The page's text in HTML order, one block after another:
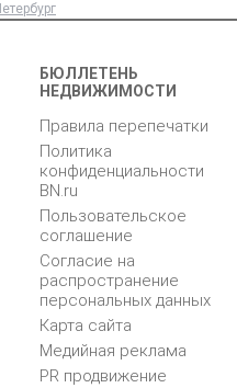
БЮЛЛЕТЕНЬ
НЕДВИЖИМОСТИ
Правила перепечатки
Политика
конфиденциальности
BN.ru
Пользовательское
соглашение
Согласие на
распространение
персональных данных
Карта сайта
Медийная реклама
PR продвижение